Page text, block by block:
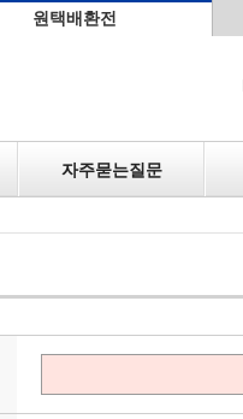
원택배환전
자주묻는질문
원매각